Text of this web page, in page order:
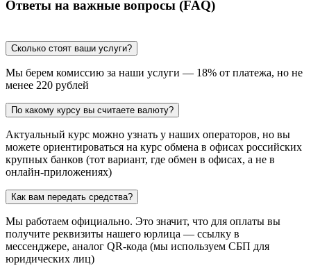
Ответы на важные вопросы (FAQ)
Сколько стоят ваши услуги?
Мы берем комиссию за наши услуги — 18% от платежа, но не
менее 220 рублей
По какому курсу вы считаете валюту?
Актуальный курс можно узнать у наших операторов, но вы
можете ориентироваться на курс обмена в офисах российских
крупных банков (тот вариант, где обмен в офисах, а не в
онлайн-приложениях)
Как вам передать средства?
Мы работаем официально. Это значит, что для оплаты вы
получите реквизиты нашего юрлица — ссылку в
мессенджере, аналог QR-кода (мы используем СБП для
юридических лиц)